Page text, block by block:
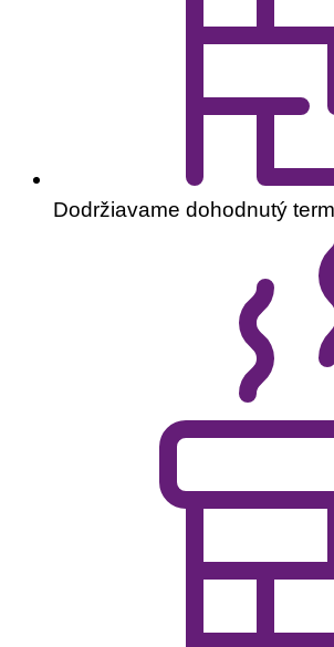
Dodržiavame dohodnutý